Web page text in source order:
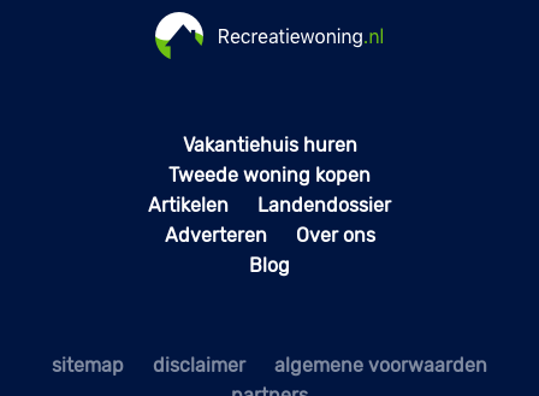
Vakantiehuis huren
Tweede woning kopen
Artikelen
Landendossier
Adverteren
Over ons
Blog
sitemap disclaimer
algemene voorwaarden